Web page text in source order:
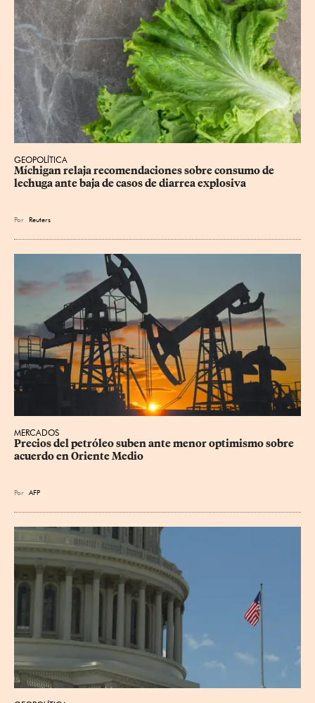
GEOPOLÍTICA
Míchigan relaja recomendaciones sobre consumo de
lechuga ante baja de casos de diarrea explosiva
Por Reuters
MERCADOS
Precios del petróleo suben ante menor optimismo sobre
acuerdo en Oriente Medio
Por AFP